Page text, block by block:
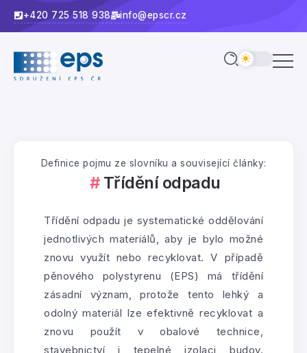
+420 725 518 938 info@epscr.cz
Definice pojmu ze slovníku a související články:
Třídění odpadu
Třídění odpadu je systematické oddělování
jednotlivých materiálů, aby je bylo možné
znovu využít nebo recyklovat. V případě
pěnového polystyrenu (EPS) má třídění
zásadní význam, protože tento lehký a
odolný materiál lze efektivně recyklovat a
znovu použít v obalové technice,
stavebnictví i tepelné izolaci budov.